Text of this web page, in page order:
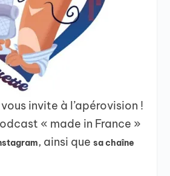
vous invite à l’apérovision !
« made in France »
, ainsi quesa chaîne